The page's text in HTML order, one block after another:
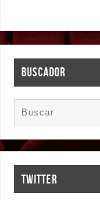
BUSCADOR
TWITTER